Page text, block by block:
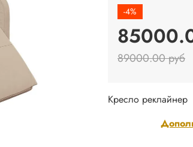
-4%
89000.00 руб
Кресло